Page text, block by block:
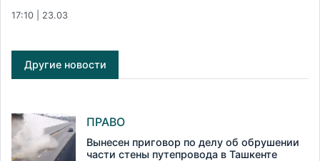
17:10 | 23.03
Другие новости
ПРАВО
Вынесен приговор по делу об обрушении
части стены путепровода в Ташкенте